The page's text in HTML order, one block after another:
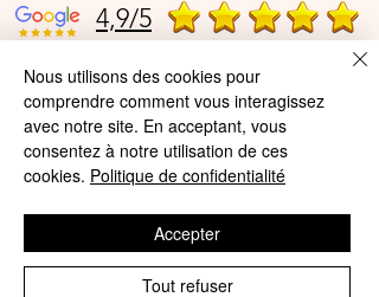
4,9/5
4,9/5
Offres et Services
A propos de nous
Protection des données
Nous utilisons des cookies pour
comprendre comment vous interagissez
avec notre site. En acceptant, vous
consentez à notre utilisation de ces
cookies. Politique de confidentialité
Tout refuser
Accepter